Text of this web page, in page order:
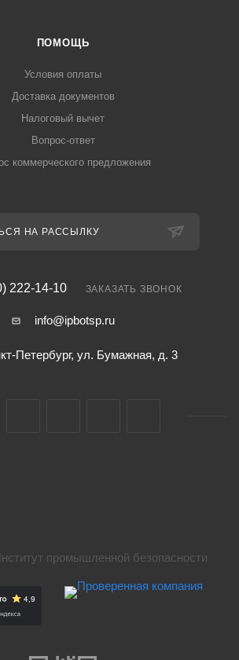
ПОМОЩЬ
Условия оплаты
Доставка документов
Налоговый вычет
Вопрос-ответ
коммерческого предложения
НА РАССЫЛКУ
222-14-10 ЗАКАЗАТЬ ЗВОНОК
info@ipbotsp.ru
Петербург, ул. Бумажная, д. 3
промышленной безопасности